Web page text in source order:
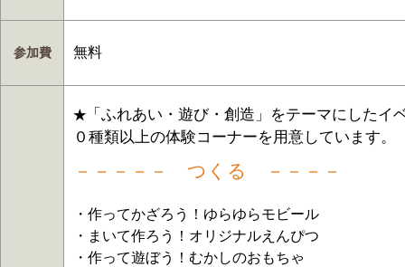
参加費 無料
★
「ふれあい・遊び・創造」をテーマにした
０種類以上の体験コーナーを用意しています。
－－－－－ つくる －－－－
・作ってかざろう！ゆらゆらモビール
・まいて作ろう！オリジナルえんぴつ
・作って遊ぼう！むかしのおもちゃ